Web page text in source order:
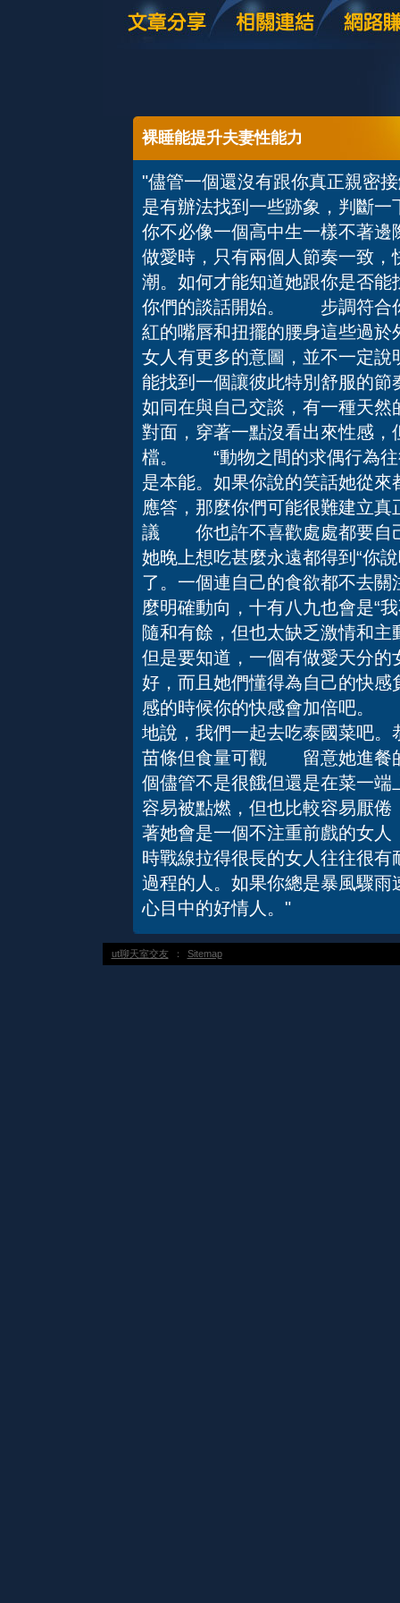
裸睡能提升夫妻性能力
"儘管一個還沒有跟你真正親密
是有辦法找到一些跡象，判斷
你不必像一個高中生一樣不著
做愛時，只有兩個人節奏一致
潮。如何才能知道她跟你是否
你們的談話開始。 步調符合
紅的嘴唇和扭擺的腰身這些過
女人有更多的意圖，並不一定
能找到一個讓彼此特別舒服的
如同在與自己交談，有一種天
對面，穿著一點沒看出來性感
檔。 “動物之間的求偶行為往
是本能。如果你說的笑話她從
應答，那麼你們可能很難建立
議 你也許不喜歡處處都要自
她晚上想吃甚麼永遠都得到“你
了。一個連自己的食欲都不去
麼明確動向，十有八九也會是“
隨和有餘，但也太缺乏激情和
但是要知道，一個有做愛天分
好，而且她們懂得為自己的快
感的時候你的快感會加倍吧。
地說，我們一起去吃泰國菜吧
苗條但食量可觀 留意她進餐
個儘管不是很餓但還是在菜一
容易被點燃，但也比較容易厭
著她會是一個不注重前戲的女
時戰線拉得很長的女人往往很
過程的人。如果你總是暴風驟
心目中的好情人。"
ut聊天室交友 ： Sitemap